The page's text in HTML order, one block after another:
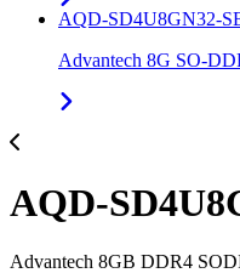
AQD-SD4U8GN32-
Advantech 8G SO-
AQD-
Advantech 8GB DDR4